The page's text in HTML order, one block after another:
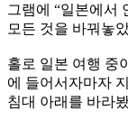
그램에 “일본에서
모든 것을 바꿔놓
홀로 일본 여행 중
에 들어서자마자
침대 아래를 바라